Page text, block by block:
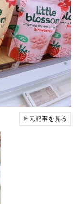
▶元記事を見る